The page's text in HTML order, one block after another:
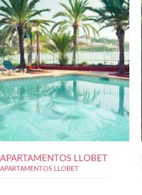
APARTAMENTOS LLOBET
APARTAMENTOS LLOBET